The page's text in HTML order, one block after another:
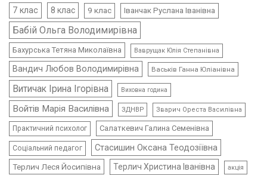
7 клас 8 клас 9 клас Іванчак Руслана Іванівна
Бабій Ольга Володимирівна
Бахурська Тетяна Миколаївна Ваврущак Юлія Степанівна
Вандич Любов Володимирівна Васьків Ганна Юліанівна
Витичак Ірина Ігорівна Виховна година
Войтів Марія Василівна ЗДНВР Зварич Ореста Василівна
Практичний психолог Салаткевич Галина Семенівна
Соціальний педагог Стасишин Оксана Теодозіївна
Терлич Леся Йосипівна Терлич Христина Іванівна акція